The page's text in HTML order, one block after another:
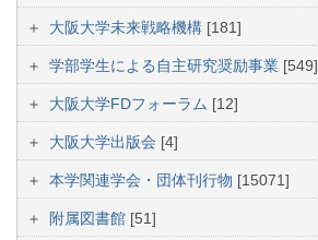
大阪大学未来戦略機構 [181]
学部学生による自主研究奨励事業 [549]
大阪大学FDフォーラム [12]
大阪大学出版会 [4]
本学関連学会・団体刊行物 [15071]
附属図書館 [51]